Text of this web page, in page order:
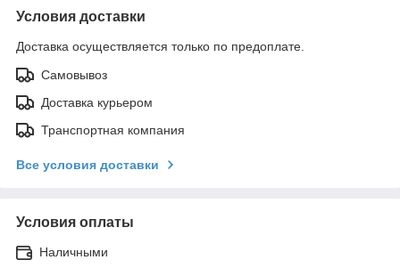
Условия доставки
Доставка осуществляется только по предоплате.
Самовывоз
Доставка курьером
Транспортная компания
Все условия доставки
Условия оплаты
Наличными